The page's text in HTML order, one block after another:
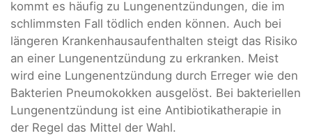
kommt es häufig zu Lungenentzündungen, die im
schlimmsten Fall tödlich enden können. Auch bei
längeren Krankenhausaufenthalten steigt das Risiko
an einer Lungenentzündung zu erkranken. Meist
wird eine Lungenentzündung durch Erreger wie den
Bakterien Pneumokokken ausgelöst. Bei bakteriellen
Lungenentzündung ist eine Antibiotikatherapie in
der Regel das Mittel der Wahl.